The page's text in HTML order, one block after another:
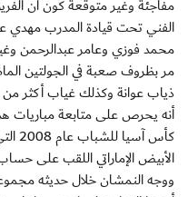
مفاجئة وغير متوقعة كون أن
الفني تحت قيادة المدرب مهدي
محمد فوزي وعامر عبدالرحمن
مر بظروف صعبة في الجولتين
ذياب عوانة وكذلك غياب أكثر
أنه يحرص على متابعة مباريات
كأس
الأبيض الإماراتي اللقب على
ووجه النمشان خلال حديثه